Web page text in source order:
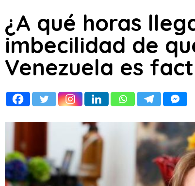
¿A qué horas
imbecilidad de
Venezuela es